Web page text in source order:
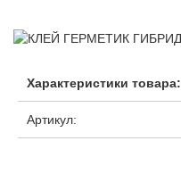
Характеристики товара:
Артикул: